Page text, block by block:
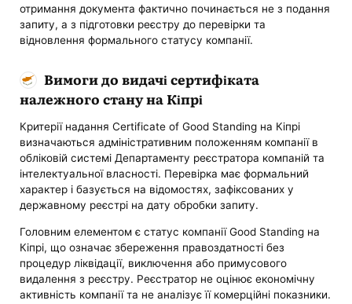
отримання документа фактично починається не з подання
запиту, а з підготовки реєстру до перевірки та
відновлення формального статусу компанії.
Вимоги до видачі сертифіката
належного стану на Кіпрі
Критерії надання Certificate of Good Standing на Кіпрі
визначаються адміністративним положенням компанії в
обліковій системі Департаменту реєстратора компаній та
інтелектуальної власності. Перевірка має формальний
характер і базується на відомостях, зафіксованих у
державному реєстрі на дату обробки запиту.
Головним елементом є статус компанії Good Standing на
Кіпрі, що означає збереження правоздатності без
процедур ліквідації, виключення або примусового
видалення з реєстру. Реєстратор не оцінює економічну
активність компанії та не аналізує її комерційні показники.